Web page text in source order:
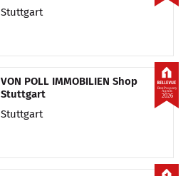
Stuttgart
VON POLL IMMOBILIEN Shop
Stuttgart
Stuttgart
2026
Best Property
Agents